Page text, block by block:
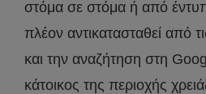
στόμα σε στόμα ή από
πλέον αντικατασταθεί από
και την αναζήτηση στη
κάτοικος της περιοχής